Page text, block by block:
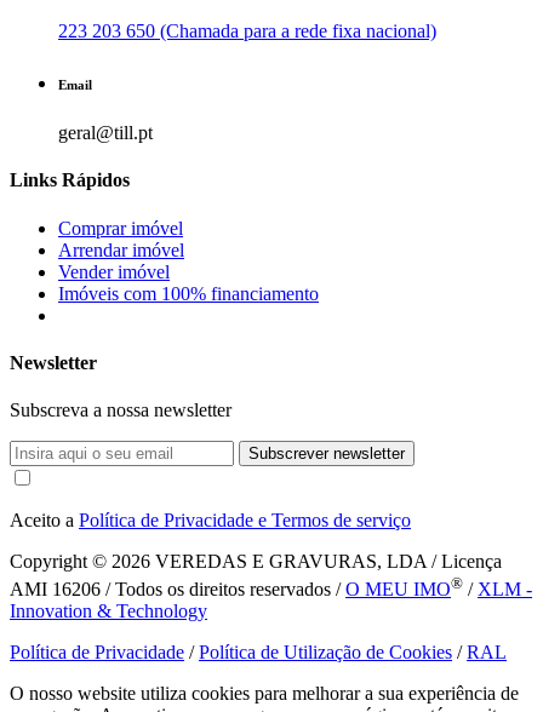
223 203 650 (Chamada para a rede fixa nacional)
Email
geral@till.pt
Links Rápidos
Comprar imóvel
Arrendar imóvel
Vender imóvel
Imóveis com 100% financiamento
Newsletter
Subscreva a nossa newsletter
Subscrever newsletter
Aceito a Política de Privacidade e Termos de serviço
Copyright © 2026 VEREDAS E GRAVURAS, LDA / Licença
AMI 16206 / Todos os direitos reservados /O MEU IMO® / XLM -
Innovation & Technology
Política de Privacidade /Política de Utilização de Cookies /RAL
O nosso website utiliza cookies para melhorar a sua experiência de